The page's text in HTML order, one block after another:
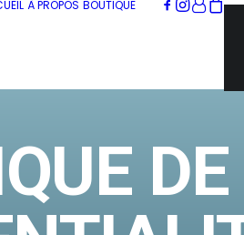
À PROPOS BOUTIQUE
DE